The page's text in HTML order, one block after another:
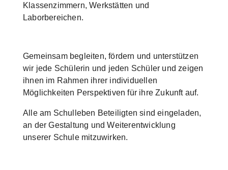
Klassenzimmern, Werkstätten und
Laborbereichen.
Gemeinsam begleiten, fördern und unterstützen
wir jede Schülerin und jeden Schüler und zeigen
ihnen im Rahmen ihrer individuellen
Möglichkeiten Perspektiven für ihre Zukunft auf.
Alle am Schulleben Beteiligten sind eingeladen,
an der Gestaltung und Weiterentwicklung
unserer Schule mitzuwirken.